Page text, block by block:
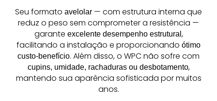
Seu formato avelolar — com estrutura interna que
reduz o peso sem comprometer a resistência —
garante excelente desempenho estrutural ,
facilitando a instalação e proporcionando ótimo
custo-benefício. Além disso, o WPC não sofre com
cupins, umidade, rachaduras ou desbotamento,
mantendo sua aparência sofisticada por muitos
anos.